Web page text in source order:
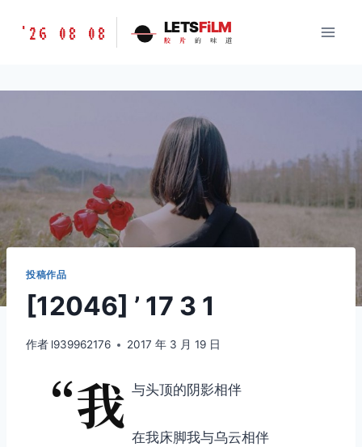
胶
味
LETSFILM
'26 08 08 LETSFiLM
胶 片 的 味 道
投稿作品
[12046] ’ 17 3 1
作者 l939962176 2017 年 3 月 19 日
“我 与头顶的阴影相伴
在我床脚我与乌云相伴